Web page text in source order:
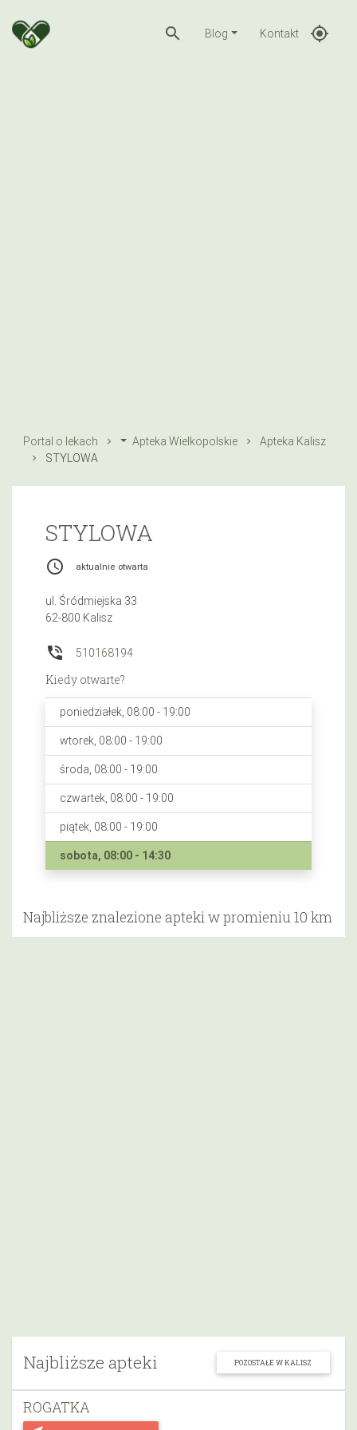
search Blog Kontakt gps_fixed
Portal o lekach Apteka Wielkopolskie
Apteka Kalisz
STYLOWA
Najbliższe apteki POZOSTAŁE W KALISZ
ROGATKA
STYLOWA
access_time aktualnie otwarta
ul. Śródmiejska 33
62-800 Kalisz
phone_in_talk 510168194
Kiedy otwarte?
poniedziałek, 08:00 - 19:00
wtorek, 08:00 - 19:00
środa, 08:00 - 19:00
czwartek, 08:00 - 19:00
piątek, 08:00 - 19:00
sobota, 08:00 - 14:30
Najbliższe znalezione apteki w promieniu 10 km